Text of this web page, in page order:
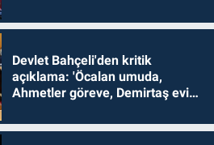
Devlet Bahçeli'den kritik
açıklama: 'Öcalan umuda,
Ahmetler göreve, Demirtaş evine